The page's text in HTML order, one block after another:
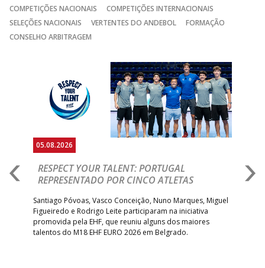
COMPETIÇÕES NACIONAIS
COMPETIÇÕES INTERNACIONAIS
SELEÇÕES NACIONAIS
VERTENTES DO ANDEBOL
FORMAÇÃO
CONSELHO ARBITRAGEM
05.08.2026
RESPECT YOUR TALENT: PORTUGAL
REPRESENTADO POR CINCO ATLETAS
Santiago Póvoas, Vasco Conceição, Nuno Marques, Miguel
Figueiredo e Rodrigo Leite participaram na iniciativa
promovida pela EHF, que reuniu alguns dos maiores
talentos do M18 EHF EURO 2026 em Belgrado.